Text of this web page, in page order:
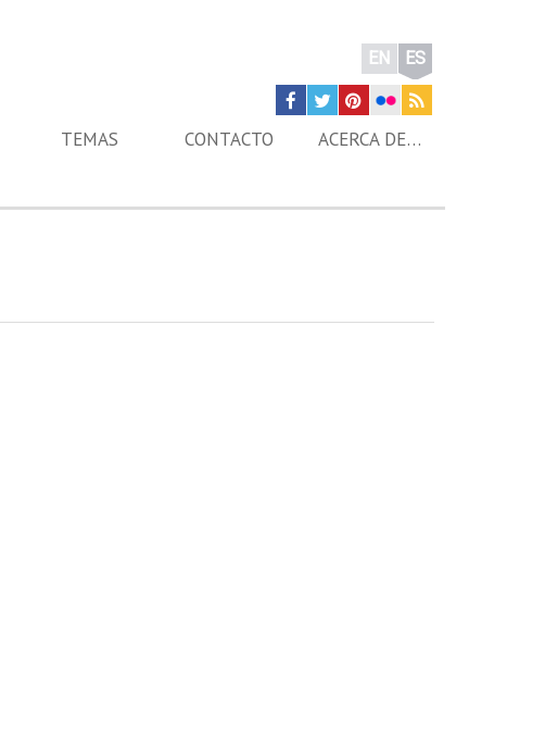
EN ES
TEMAS CONTACTO ACERCA DE…